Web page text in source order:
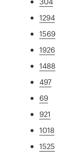
1294
1569
1926
1488
497
69
921
1018
1525